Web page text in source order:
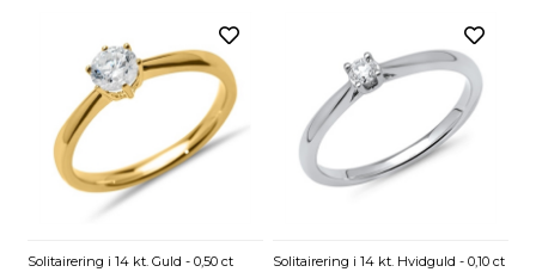
Solitairering i 14 kt. Guld - 0,50 ct Solitairering i 14 kt. Hvidguld - 0,10 ct